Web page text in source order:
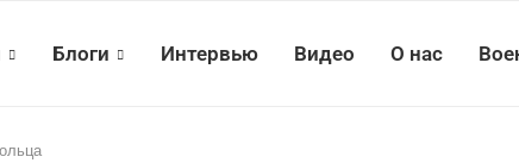
Блоги Интервью Видео О нас